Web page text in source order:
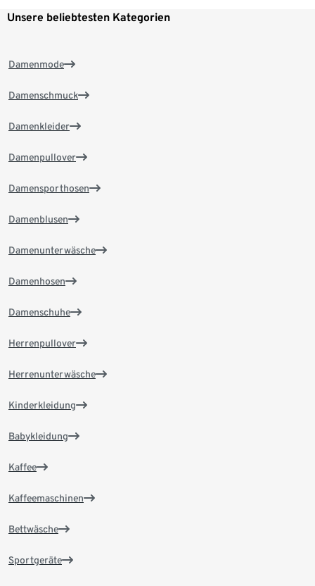
Unsere beliebtesten Kategorien
Damenmode
Damenschmuck
Damenkleider
Damenpullover
Damensporthosen
Damenblusen
Damenunterwäsche
Damenhosen
Damenschuhe
Herrenpullover
Herrenunterwäsche
Kinderkleidung
Babykleidung
Kaffee
Kaffeemaschinen
Bettwäsche
Sportgeräte